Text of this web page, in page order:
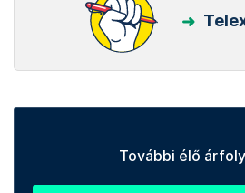
További élő